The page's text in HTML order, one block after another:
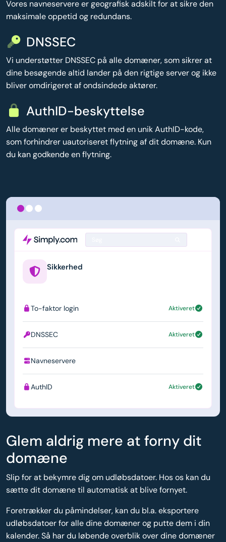
Vores navneservere er geografisk adskilt for at sikre den
maksimale oppetid og redundans.
DNSSEC
Vi understøtter DNSSEC på alle domæner, som sikrer at
dine besøgende altid lander på den rigtige server og ikke
bliver omdirigeret af ondsindede aktører.
AuthID-beskyttelse
Alle domæner er beskyttet med en unik AuthID-kode,
som forhindrer uautoriseret flytning af dit domæne. Kun
du kan godkende en flytning.
Sikkerhed
To-faktor login Aktiveret
DNSSEC Aktiveret
Navneservere
AuthID Aktiveret
Glem aldrig mere at forny dit
domæne
Slip for at bekymre dig om udløbsdatoer. Hos os kan du
sætte dit domæne til automatisk at blive fornyet.
Foretrækker du påmindelser, kan du bl.a. eksportere
udløbsdatoer for alle dine domæner og putte dem i din
kalender. Så har du løbende overblik over dine domæner